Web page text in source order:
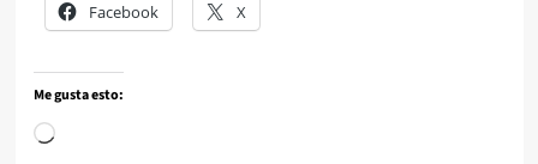
Facebook X
Me gusta esto: